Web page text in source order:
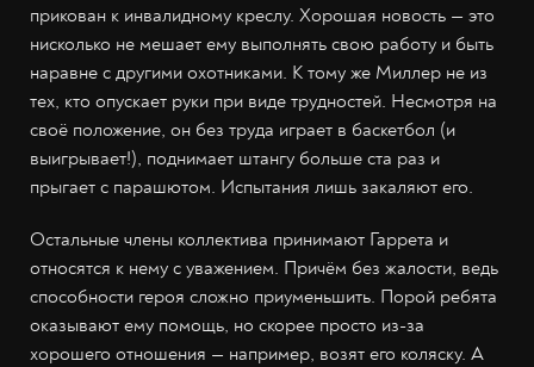
прикован к инвалидному креслу. Хорошая новость — это
нисколько не мешает ему выполнять свою работу и быть
наравне с другими охотниками. К тому же Миллер не из
тех, кто опускает руки при виде трудностей. Несмотря на
своё положение, он без труда играет в баскетбол (и
выигрывает!), поднимает штангу больше ста раз и
прыгает с парашютом. Испытания лишь закаляют его.
Остальные члены коллектива принимают Гаррета и
относятся к нему с уважением. Причём без жалости, ведь
способности героя сложно приуменьшить. Порой ребята
оказывают ему помощь, но скорее просто из-за
хорошего отношения — например, возят его коляску. А